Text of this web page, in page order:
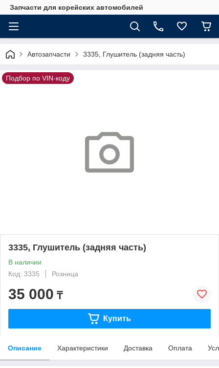
Запчасти для корейских автомобилей
Автозапчасти 3335, Глушитель (задняя часть)
Подбор по VIN-коду
3335, Глушитель (задняя часть)
В наличии
Код: 3335
Розница
35 000 ₸
Купить
Описание Характеристики Доставка Оплата